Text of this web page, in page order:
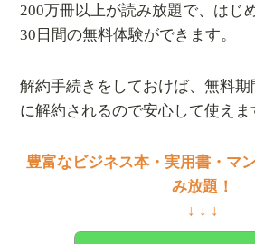
200万冊以上が読み放題で、はじ
30日間の無料体験ができます。
解約手続きをしておけば、無料
に解約されるので安心して使えま
豊富なビジネス本・実用書・マ
み放題！
↓ ↓ ↓